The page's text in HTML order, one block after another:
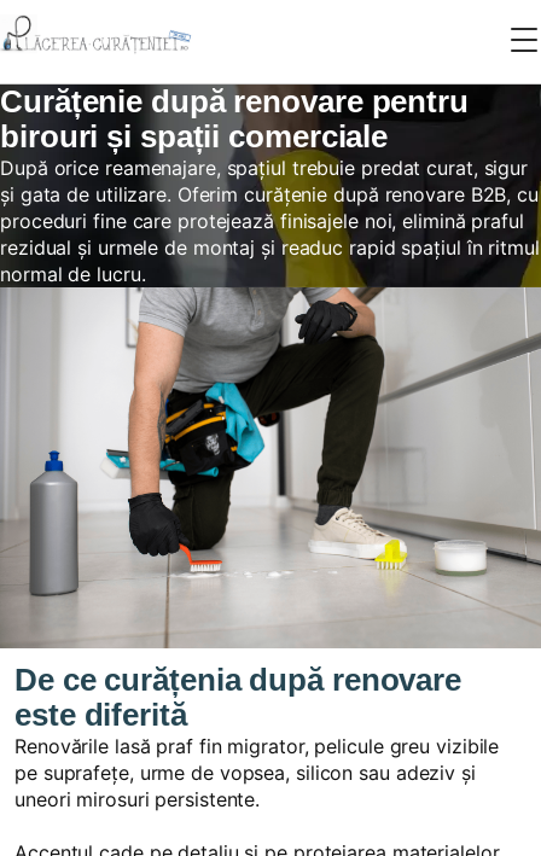
Curățenie după renovare pentru
birouri și spații comerciale
După orice reamenajare, spațiul trebuie predat curat, sigur
și gata de utilizare. Oferim curățenie după renovare B2B, cu
proceduri fine care protejează finisajele noi, elimină praful
rezidual și urmele de montaj și readuc rapid spațiul în ritmul
normal de lucru.
De ce curățenia după renovare
este diferită
Renovările lasă praf fin migrator, pelicule greu vizibile
pe suprafețe, urme de vopsea, silicon sau adeziv și
uneori mirosuri persistente.